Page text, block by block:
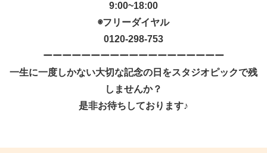
9:00~18:00
◉フリーダイヤル
0120-298-753
ーーーーーーーーーーーーーーーーーーー
一生に一度しかない大切な記念の日をスタジオピックで残
しませんか？
是非お待ちしております♪